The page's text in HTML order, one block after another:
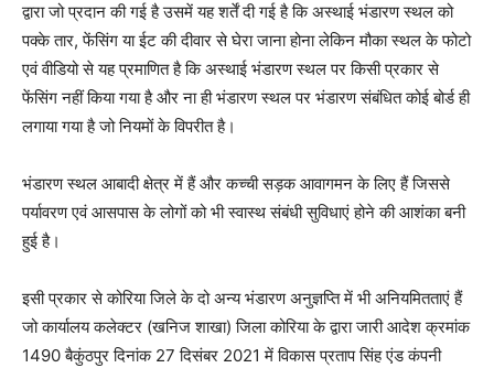
द्वारा जो प्रदान की गई है उसमें यह शर्तें दी गई है कि अस्थाई भंडारण स्थल को
पक्के तार, फेंसिंग या ईट की दीवार से घेरा जाना होना लेकिन मौका स्थल के फोटो
एवं वीडियो से यह प्रमाणित है कि अस्थाई भंडारण स्थल पर किसी प्रकार से
फेंसिंग नहीं किया गया है और ना ही भंडारण स्थल पर भंडारण संबंधित कोई बोर्ड ही
लगाया गया है जो नियमों के विपरीत है।
भंडारण स्थल आबादी क्षेत्र में हैं और कच्ची सड़क आवागमन के लिए हैं जिससे
पर्यावरण एवं आसपास के लोगों को भी स्वास्थ संबंधी सुविधाएं होने की आशंका बनी
हुई है।
इसी प्रकार से कोरिया जिले के दो अन्य भंडारण अनुज्ञप्ति में भी अनियमितताएं हैं
जो कार्यालय कलेक्टर (खनिज शाखा) जिला कोरिया के द्वारा जारी आदेश क्रमांक
1490 बैकुंठपुर दिनांक 27 दिसंबर 2021 में विकास प्रताप सिंह एंड कंपनी